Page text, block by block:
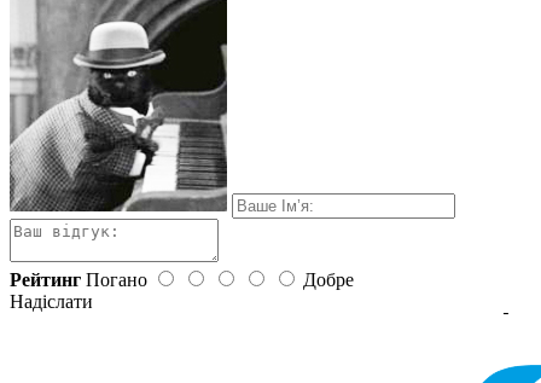
Рейтинг Погано
Добре
Надіслати